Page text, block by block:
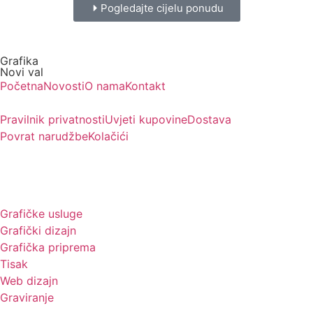
Pogledajte cijelu ponudu
Grafika
Novi val
PočetnaNovostiO namaKontakt
Pravilnik privatnostiUvjeti kupovineDostava
Povrat narudžbeKolačići
Grafičke usluge
Grafički dizajn
Grafička priprema
Tisak
Web dizajn
Graviranje